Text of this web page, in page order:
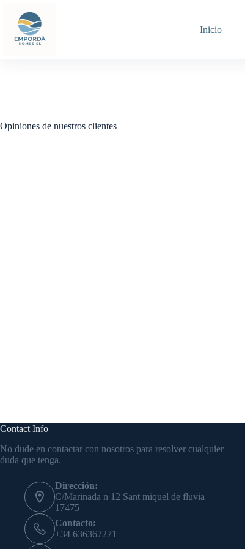
contenido
Inicio
Opiniones de nuestros clientes
Contact Info
No dude en contactar con nosotros para resolver cualquier
duda que tenga.
Dirección:
C/Marinada n 12 Sant miquel de fluvia
17475
Contacto:
+34 636367271